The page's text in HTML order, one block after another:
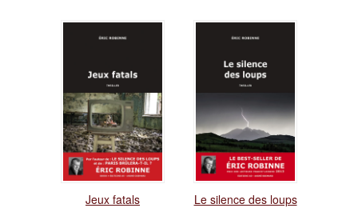
Jeux fatals Le silence des loups